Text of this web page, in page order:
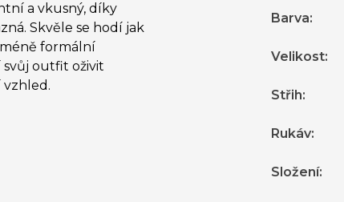
a vkusný, díky
Skvěle se hodí jak
formální
outfit oživit
vzhled.
Barva:
Velikost:
Střih:
Rukáv:
Složení: